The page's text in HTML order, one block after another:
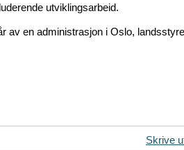
utviklingsarbeid.
av en administrasjon i Oslo,
Skrive